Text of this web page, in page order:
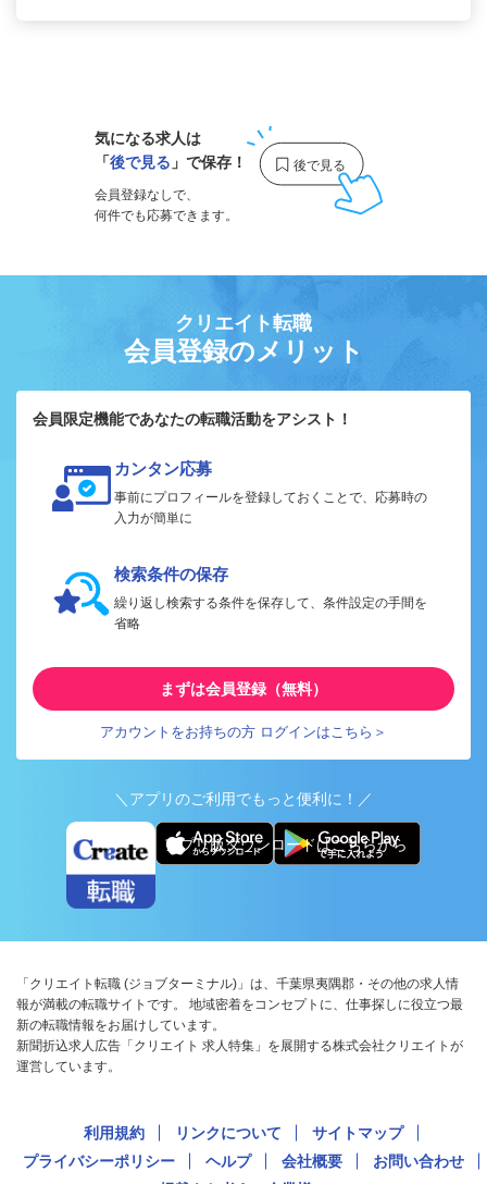
気になる求人は
「後で見る 」で保存！
会員登録なしで、
何件でも応募できます。
クリエイト転職
会員登録のメリット
会員限定機能であなたの転職活動をアシスト！
カンタン応募
事前にプロフィールを登録しておくことで、応募時の
入力が簡単に
検索条件の保存
繰り返し検索する条件を保存して、条件設定の手間を
省略
まずは会員登録（無料）
アカウントをお持ちの方 ログインはこちら＞
＼アプリのご利用でもっと便利に！／
アプリ版ダウンロードはこちらから
「クリエイト転職 (ジョブターミナル)」は、千葉県夷隅郡・その他の求人情
報が満載の転職サイトです。 地域密着をコンセプトに、仕事探しに役立つ最
新の転職情報をお届けしています。
新聞折込求人広告「クリエイト 求人特集」を展開する株式会社クリエイトが
運営しています。
利用規約 リンクについて
サイトマップ
プライバシーポリシー
ヘルプ 会社概要
お問い合わせ